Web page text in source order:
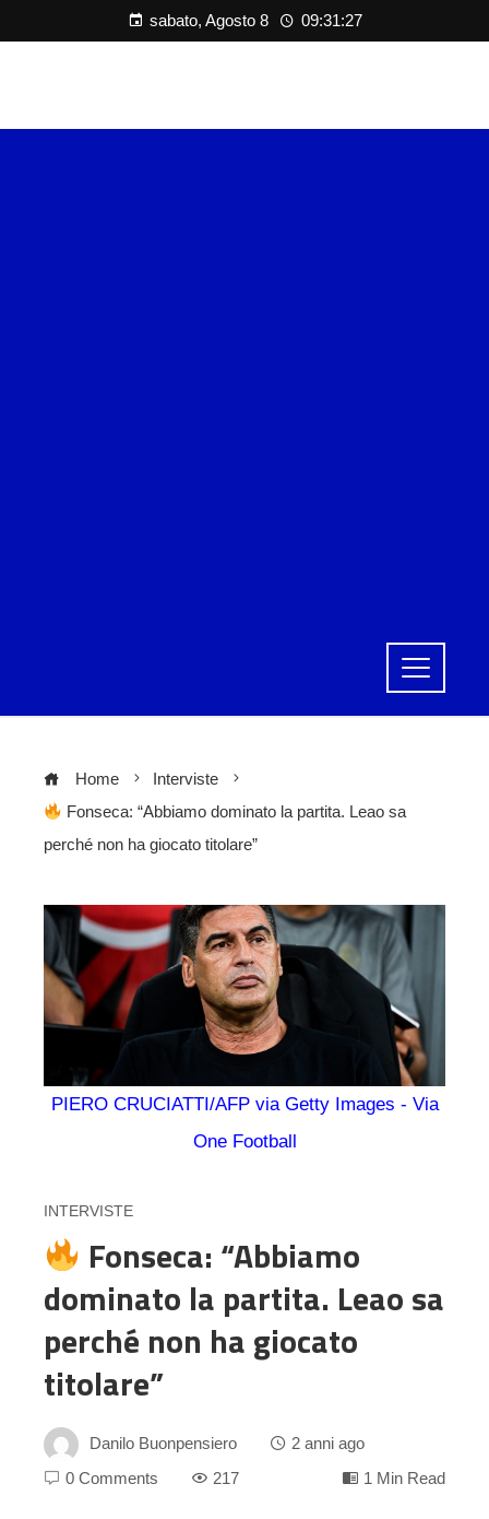
sabato, Agosto 8 09:31:28
Home
Interviste
Fonseca: “Abbiamo dominato la partita. Leao sa
perché non ha giocato titolare”
PIERO CRUCIATTI/AFP via Getty Images - Via
One Football
INTERVISTE
Fonseca: “Abbiamo
dominato la partita. Leao sa
perché non ha giocato
titolare”
Danilo Buonpensiero
2 anni ago
0 Comments
217 1 Min Read